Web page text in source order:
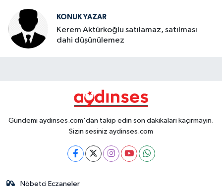
KONUK YAZAR
Kerem Aktürkoğlu satılamaz, satılması
dahi düşünülemez
Gündemi aydinses.com'dan takip edin son dakikalari kaçırmayın.
Sizin sesiniz aydinses.com
Nöbetçi Eczaneler